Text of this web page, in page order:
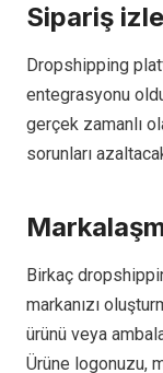
Sipariş
Dropshipping
entegrasyonu
gerçek zamanlı
sorunları
Birkaç
markanızı
ürünü veya
Ürüne logonuzu,